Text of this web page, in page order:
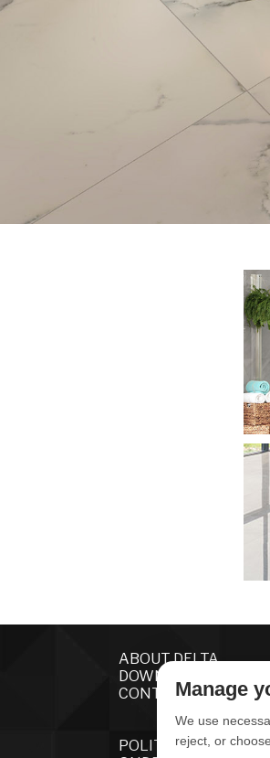
ABOUT DELTA
DOWNLOADS
CONTACT US
POLITICA DE
Manage
We use
reject, or